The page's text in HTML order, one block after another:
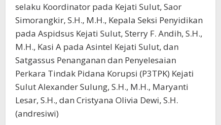
selaku Koordinator pada Kejati Sulut, Saor
Simorangkir, S.H., M.H., Kepala Seksi Penyidikan
pada Aspidsus Kejati Sulut, Sterry F. Andih, S.H.,
M.H., Kasi A pada Asintel Kejati Sulut, dan
Satgassus Penanganan dan Penyelesaian
Perkara Tindak Pidana Korupsi (P3TPK) Kejati
Sulut Alexander Sulung, S.H., M.H., Maryanti
Lesar, S.H., dan Cristyana Olivia Dewi, S.H.
(andresiwi)